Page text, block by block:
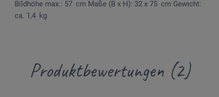
Bildhöhe max.: 57 cm Maße (B x H): 32 x 75 cm Gewicht:
ca. 1,4 kg
Produktbewertungen (2)